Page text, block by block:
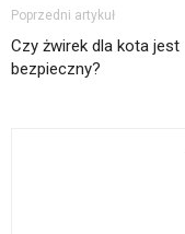
Poprzedni artykuł
Czy żwirek dla kota jest
bezpieczny?